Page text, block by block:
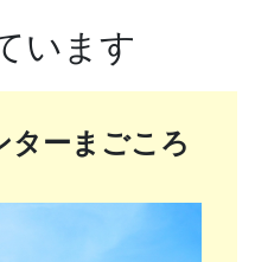
います
ターまごころ